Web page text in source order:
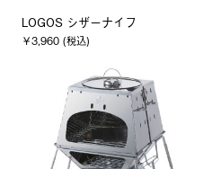
LOGOS シザーナイフ
￥3,960 (税込)